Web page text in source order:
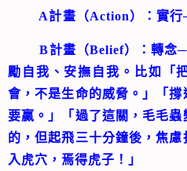
A計畫（Action）：實行
B計畫（Belief）：轉念──
勵自我、安撫自我。比如「
會，不是生命的威脅。」「
要贏。」「過了這關，毛毛
的，但起飛三十分鐘後，焦
入虎穴，焉得虎子！」